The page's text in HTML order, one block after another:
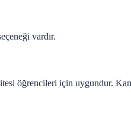
vardır.
öğrencileri için uygundur.